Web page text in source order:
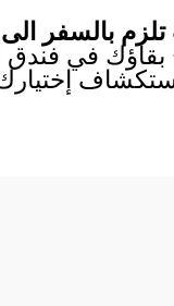
بالسفر الى
بقاؤك في